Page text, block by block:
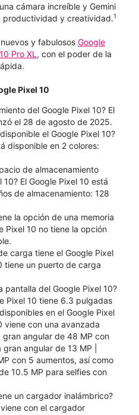
cámara increíble y Gemini
y creatividad.1
y fabulosos Google
Pro XL , con el poder de la
Pixel 10
del Google Pixel 10? El
el 28 de agosto de 2025.
el Google Pixel 10?
disponible en 2 colores:
de almacenamiento
El Google Pixel 10 está
de almacenamiento: 128
la opción de una memoria
Pixel 10 no tiene la opción
carga tiene el Google Pixel
tiene un puerto de carga
pantalla del Google Pixel 10?
Pixel 10 tiene 6.3 pulgadas
en el Google Pixel
viene con una avanzada
angular de 48 MP con
angular de 13 MP |
con 5 aumentos, así como
10.5 MP para selfies con
un cargador inalámbrico?
con el cargador